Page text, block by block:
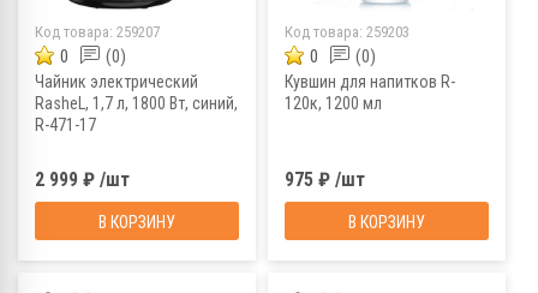
Код товара: 259207
0 (0)
Чайник электрический
RasheL, 1,7 л, 1800 Вт, синий,
R-471-17
2 999 ₽ /шт
В КОРЗИНУ
Код товара: 259203
0 (0)
Кувшин для напитков R-
120к, 1200 мл
975 ₽ /шт
В КОРЗИНУ